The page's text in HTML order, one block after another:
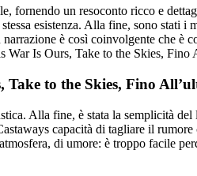
fornendo un resoconto ricco e
esistenza. Alla fine, sono stati
è così coinvolgente che è
Is Ours, Take to the Skies,
to the Skies, Fino
Alla fine, è stata la
capacità di tagliare il
di umore: è troppo facile